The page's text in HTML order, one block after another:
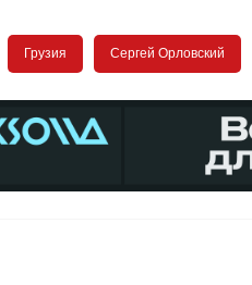
Грузия Сергей Орловский